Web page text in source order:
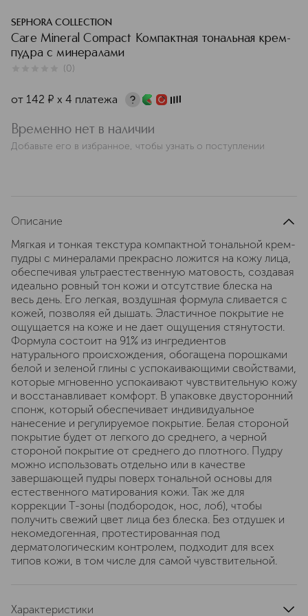
SEPHORA COLLECTION
Care Mineral Compact Компактная тональная крем-
пудра с минералами
(0)
от 142 ¤ х 4 платежа
Временно нет в наличии
Добавьте его в избранное, чтобы узнать о поступлении
Описание
Мягкая и тонкая текстура компактной тональной крем-
пудры с минералами прекрасно ложится на кожу лица,
обеспечивая ультраестественную матовость, создавая
идеально ровный тон кожи и отсутствие блеска на
весь день. Его легкая, воздушная формула сливается с
кожей, позволяя ей дышать. Эластичное покрытие не
ощущается на коже и не дает ощущения стянутости.
Формула состоит на 91% из ингредиентов
натурального происхождения, обогащена порошками
белой и зеленой глины с успокаивающими свойствами,
которые мгновенно успокаивают чувствительную кожу
и восстанавливает комфорт. В упаковке двусторонний
спонж, который обеспечивает индивидуальное
нанесение и регулируемое покрытие. Белая стороной
покрытие будет от легкого до среднего, а черной
стороной покрытие от среднего до плотного. Пудру
можно использовать отдельно или в качестве
завершающей пудры поверх тональной основы для
естественного матирования кожи. Так же для
коррекции Т-зоны (подбородок, нос, лоб), чтобы
получить свежий цвет лица без блеска. Без отдушек и
некомедогенная, протестированная под
дерматологическим контролем, подходит для всех
типов кожи, в том числе для самой чувствительной.
Характеристики